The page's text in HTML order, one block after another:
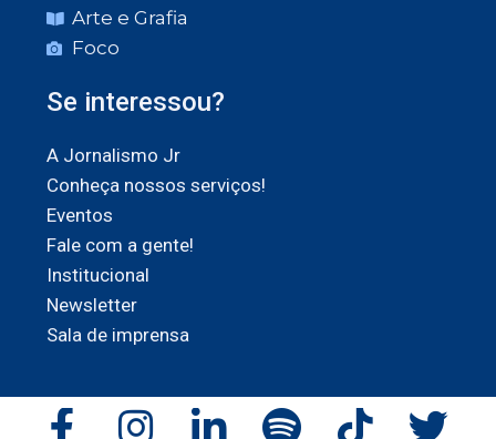
Arte e Grafia
Foco
Se interessou?
A Jornalismo Jr
Conheça nossos serviços!
Eventos
Fale com a gente!
Institucional
Newsletter
Sala de imprensa